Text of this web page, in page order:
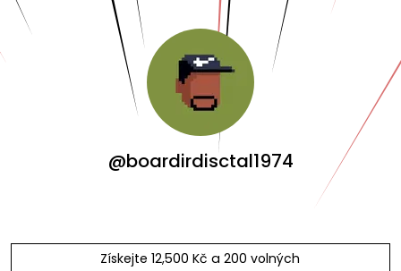
@boardirdisctal1974
Získejte 12,500 Kč a 200 volných